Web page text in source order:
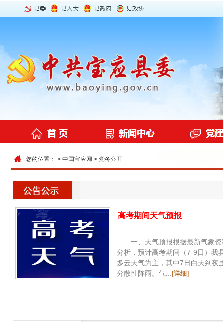
您的位置： > 中国宝应网 > 党务公开
高考期间天气预报
一、天气预报根据最新气象资
分析，预计高考期间（7-9日）我
多云天气为主，其中7日白天到夜
分散性阵雨。气...
[详细]